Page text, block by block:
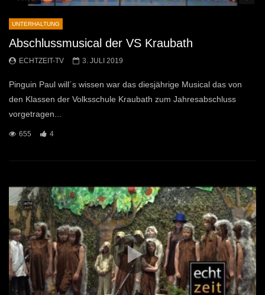
UNTERHALTUNG
Abschlussmusical der VS Kraubath
ECHTZEIT-TV 3. JULI 2019
Pinguin Paul will´s wissen war das diesjährige Musical das von
den Klassen der Volksschule Kraubath zum Jahresabschluss
vorgetragen...
655 4